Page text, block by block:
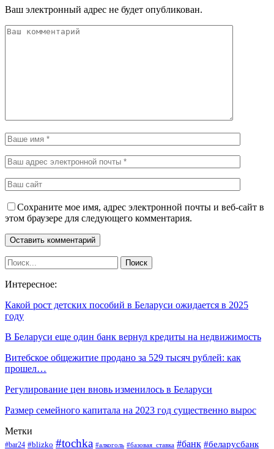
Ваш электронный адрес не будет опубликован.
Сохраните мое имя, адрес электронной почты и веб-сайт в
этом браузере для следующего комментария.
Интересное:
Какой рост детских пособий в Беларуси ожидается в 2025
году
В Беларуси еще один банк вернул кредиты на недвижимость
Витебское общежитие продано за 529 тысяч рублей: как
прошел…
Регулирование цен вновь изменилось в Беларуси
Размер семейного капитала на 2023 год существенно вырос
Метки
#bar24 #blizko #tochka #алкоголь #базовая_ставка #банк #беларусбанк